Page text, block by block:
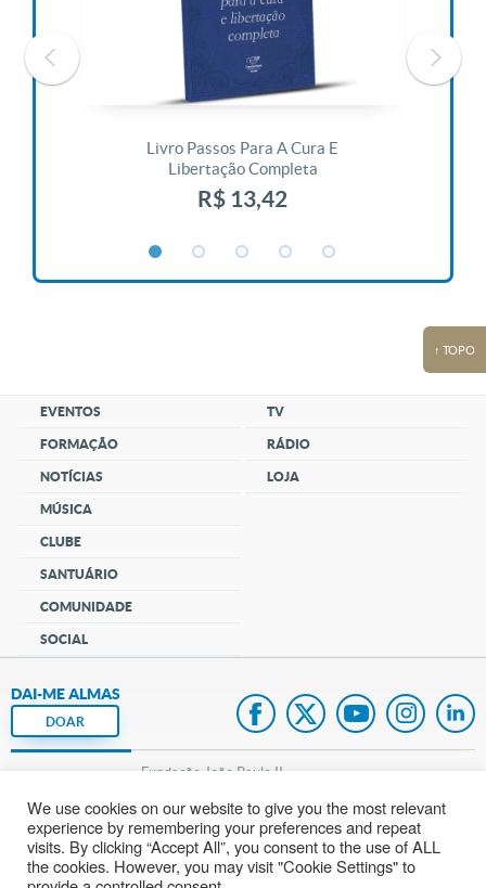
Livro Passos Para A Cura E
Libertação Completa
R$ 13,42
↑ TOPO
EVENTOS
FORMAÇÃO
NOTÍCIAS
MÚSICA
CLUBE
SANTUÁRIO
COMUNIDADE
SOCIAL
TV
RÁDIO
LOJA
DAI-ME ALMAS
DOAR
Fundação João Paulo II
Pedido de Oração
Mapa do site
We use cookies on our website to give you the most relevant
experience by remembering your preferences and repeat
visits. By clicking “Accept All”, you consent to the use of ALL
the cookies. However, you may visit "Cookie Settings" to